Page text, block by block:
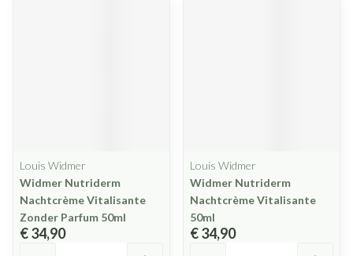
Louis Widmer
Widmer Nutriderm
Nachtcrème Vitalisante
Zonder Parfum 50ml
€ 34,90
Louis Widmer
Widmer Nutriderm
Nachtcrème Vitalisante
50ml
€ 34,90